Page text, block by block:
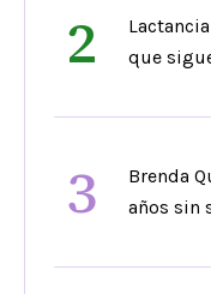
2
que
3
Brenda
años sin